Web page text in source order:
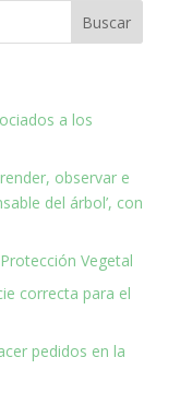
a los
observar e
del árbol’, con
Vegetal
correcta para el
pedidos en la